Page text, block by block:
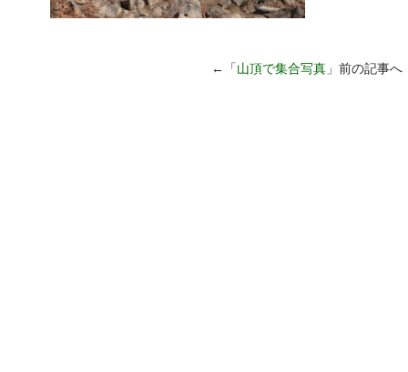
←「山頂で集合写真 」前の記事